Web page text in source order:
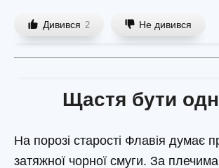
Дивився 2 Не дивився
Щастя бути
На порозі старості Флавія думає
затяжної чорної смуги. За плечима